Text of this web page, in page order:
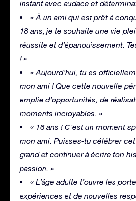
instant avec audace et
« À un ami qui est prêt à
18 ans, je te souhaite une vie
réussite et d’épanouissement.
! »
« Aujourd’hui, tu es
mon ami ! Que cette nouvelle
emplie d’opportunités, de
moments incroyables. »
« 18 ans ! C’est un moment
mon ami. Puisses-tu célébrer
grand et continuer à écrire ton
passion. »
« L’âge adulte t’ouvre les
expériences et de nouvelles